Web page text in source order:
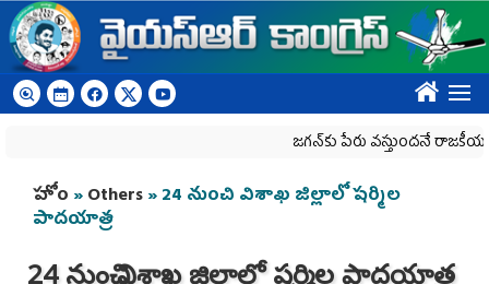
Skip to main content
????
జగన్‌కు పేరు వస్తుందనే రాజకీయ కక్షతో
You are here
హోం »Others» 24 నుంచి విశాఖ జిల్లాలో షర్మిల
పాదయాత్ర